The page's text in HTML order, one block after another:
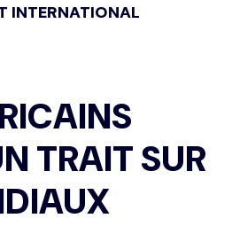
INTERNATIONAL
TRAIT SUR